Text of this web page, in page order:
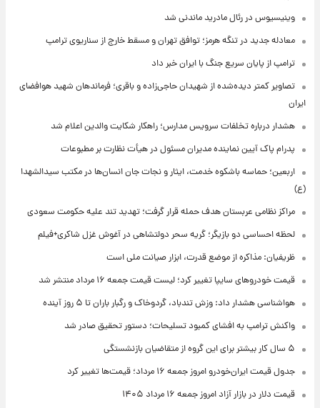
وینیسیوس در رئال مادرید ماندنی شد
معادله جدید در تنگه هرمز؛ توافق تهران و مسقط خارج از سناریوی ترامپ
ترامپ از پایان سریع جنگ با ایران خبر داد
تصاویر کمتر دیده‌شده از شهیدان حاجی‌زاده و باقری؛ فرماندهان شهید هوافضای
ایران
هشدار درباره تخلفات سرویس مدارس؛ راهکار شکایت والدین اعلام شد
پدرام پاک آیین نماینده مدیران مسئول در هیأت نظارت بر مطبوعات
اربعین؛ حماسه باشکوه خدمت، ایثار و نجات جان انسان‌ها در مکتب سیدالشهدا
(ع)
مراکز نظامی عربستان هدف حمله قرار گرفت؛ تهدید تند علیه حکومت سعودی
لحظه احساسی دو بازیگر؛ گریه سحر دولتشاهی در آغوش غزل شاکری+فیلم
ظریفیان: مذاکره از موضع قدرت، ابزار صیانت ملی است
قیمت خودروهای سایپا تغییر کرد؛ لیست قیمت جمعه ۱۶ مرداد منتشر شد
هواشناسی هشدار داد: وزش تندباد، گردوخاک و رگبار باران تا ۵ روز آینده
واکنش ترامپ به افشای کمبود تسلیحات؛ دستور تحقیق صادر شد
۵ سال کار بیشتر برای این گروه از متقاضیان بازنشستگی
جدول قیمت ایران‌خودرو امروز جمعه ۱۶ مرداد؛ قیمت‌ها تغییر کرد
قیمت دلار در بازار آزاد امروز جمعه ۱۶ مرداد ۱۴۰۵